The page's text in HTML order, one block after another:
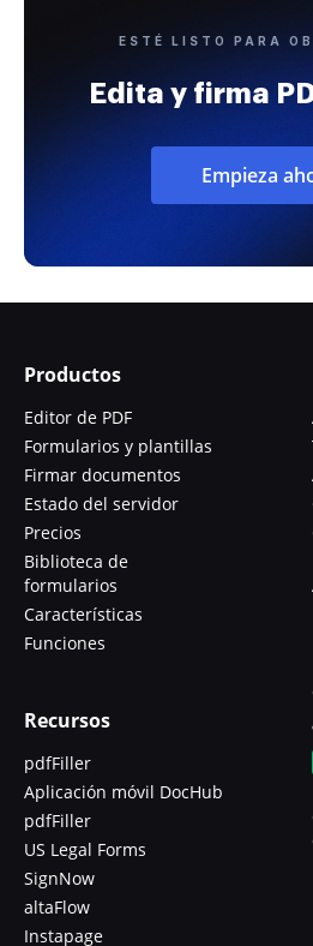
ESTÉ LISTO PARA
Edita y firma
Empieza
Productos
Editor de PDF
Formularios y plantillas
Firmar documentos
Estado del servidor
Precios
Biblioteca de
formularios
Características
Funciones
Recursos
pdfFiller
Aplicación móvil DocHub
pdfFiller
US Legal Forms
SignNow
altaFlow
Instapage